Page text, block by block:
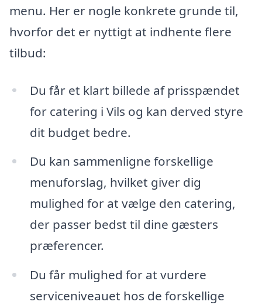
menu. Her er nogle konkrete grunde til,
hvorfor det er nyttigt at indhente flere
tilbud:
Du får et klart billede af prisspændet
for catering i Vils og kan derved styre
dit budget bedre.
Du kan sammenligne forskellige
menuforslag, hvilket giver dig
mulighed for at vælge den catering,
der passer bedst til dine gæsters
præferencer.
Du får mulighed for at vurdere
serviceniveauet hos de forskellige